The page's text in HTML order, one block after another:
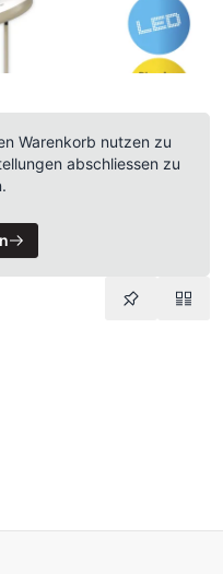
Warenkorb nutzen zu
abschliessen zu